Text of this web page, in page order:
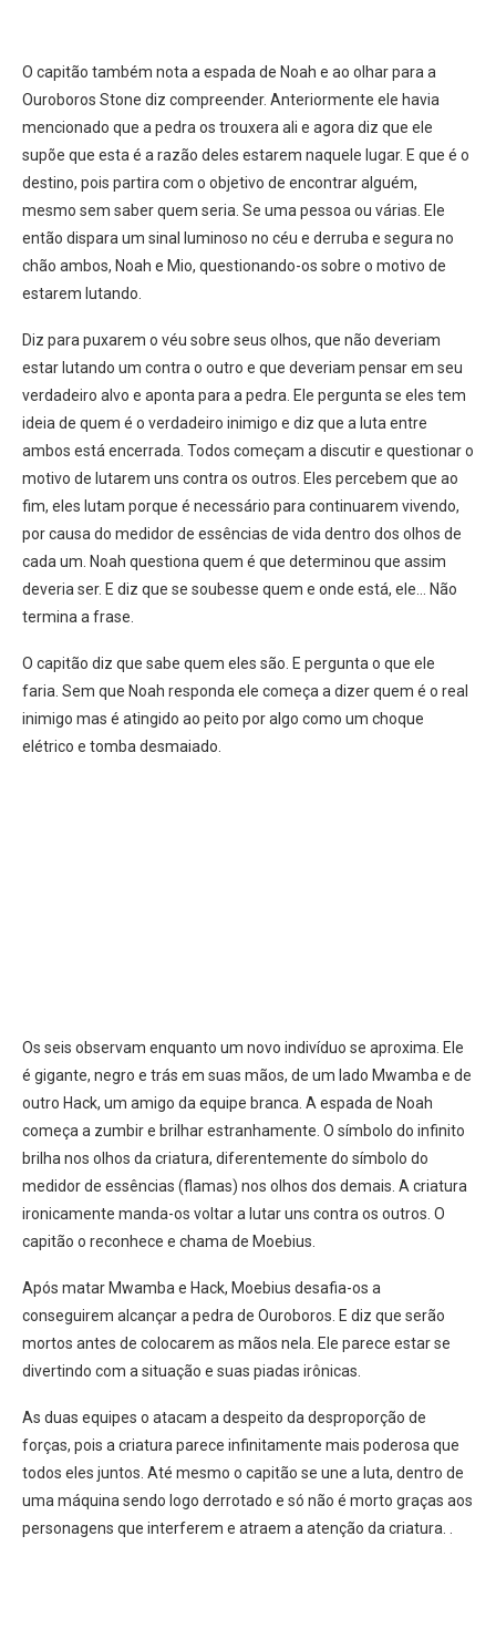
O capitão também nota a espada de Noah e ao olhar para a
Ouroboros Stone diz compreender. Anteriormente ele havia
mencionado que a pedra os trouxera ali e agora diz que ele
supõe que esta é a razão deles estarem naquele lugar. E que é o
destino, pois partira com o objetivo de encontrar alguém,
mesmo sem saber quem seria. Se uma pessoa ou várias. Ele
então dispara um sinal luminoso no céu e derruba e segura no
chão ambos, Noah e Mio, questionando-os sobre o motivo de
estarem lutando.
Diz para puxarem o véu sobre seus olhos, que não deveriam
estar lutando um contra o outro e que deveriam pensar em seu
verdadeiro alvo e aponta para a pedra. Ele pergunta se eles tem
ideia de quem é o verdadeiro inimigo e diz que a luta entre
ambos está encerrada. Todos começam a discutir e questionar o
motivo de lutarem uns contra os outros. Eles percebem que ao
fim, eles lutam porque é necessário para continuarem vivendo,
por causa do medidor de essências de vida dentro dos olhos de
cada um. Noah questiona quem é que determinou que assim
deveria ser. E diz que se soubesse quem e onde está, ele… Não
termina a frase.
O capitão diz que sabe quem eles são. E pergunta o que ele
faria. Sem que Noah responda ele começa a dizer quem é o real
inimigo mas é atingido ao peito por algo como um choque
elétrico e tomba desmaiado.
Os seis observam enquanto um novo indivíduo se aproxima. Ele
é gigante, negro e trás em suas mãos, de um lado Mwamba e de
outro Hack, um amigo da equipe branca. A espada de Noah
começa a zumbir e brilhar estranhamente. O símbolo do infinito
brilha nos olhos da criatura, diferentemente do símbolo do
medidor de essências (flamas) nos olhos dos demais. A criatura
ironicamente manda-os voltar a lutar uns contra os outros. O
capitão o reconhece e chama de Moebius.
Após matar Mwamba e Hack, Moebius desafia-os a
conseguirem alcançar a pedra de Ouroboros. E diz que serão
mortos antes de colocarem as mãos nela. Ele parece estar se
divertindo com a situação e suas piadas irônicas.
As duas equipes o atacam a despeito da desproporção de
forças, pois a criatura parece infinitamente mais poderosa que
todos eles juntos. Até mesmo o capitão se une a luta, dentro de
uma máquina sendo logo derrotado e só não é morto graças aos
personagens que interferem e atraem a atenção da criatura. .